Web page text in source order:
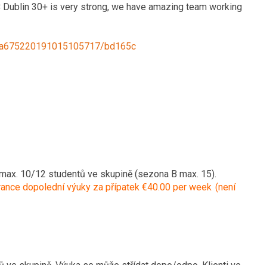
30+ is very strong, we have amazing team working
bd165c
10/12 studentů ve skupině (sezona B max. 15).
dopolední výuky za přípatek €40.00 per week (není